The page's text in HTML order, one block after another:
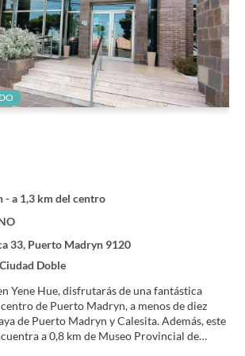
- a 1,3 km del centro
33, Puerto Madryn 9120
Doble
Yene Hue, disfrutarás de una fantástica
de Puerto Madryn, a menos de diez
Puerto Madryn y Calesita. Además, este
a 0,8 km de Museo Provincial de